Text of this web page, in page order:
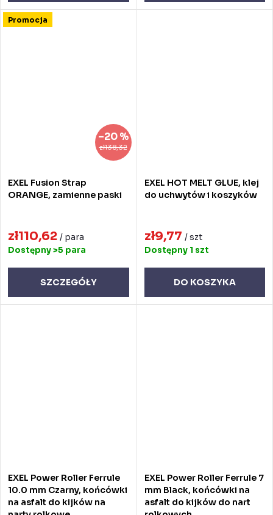
Promocja
zł138,32
–20 %
EXEL Fusion Strap
ORANGE, zamienne paski
zł110,62 / para
Dostępny>5 para
SZCZEGÓŁY
EXEL HOT MELT GLUE, klej
do uchwytów i koszyków
zł9,77 / szt
Dostępny 1 szt
DO KOSZYKA
EXEL Power Roller Ferrule
10.0 mm Czarny, końcówki
na asfalt do kijków na
EXEL Power Roller Ferrule 7
mm Black, końcówki na
asfalt do kijków do nart